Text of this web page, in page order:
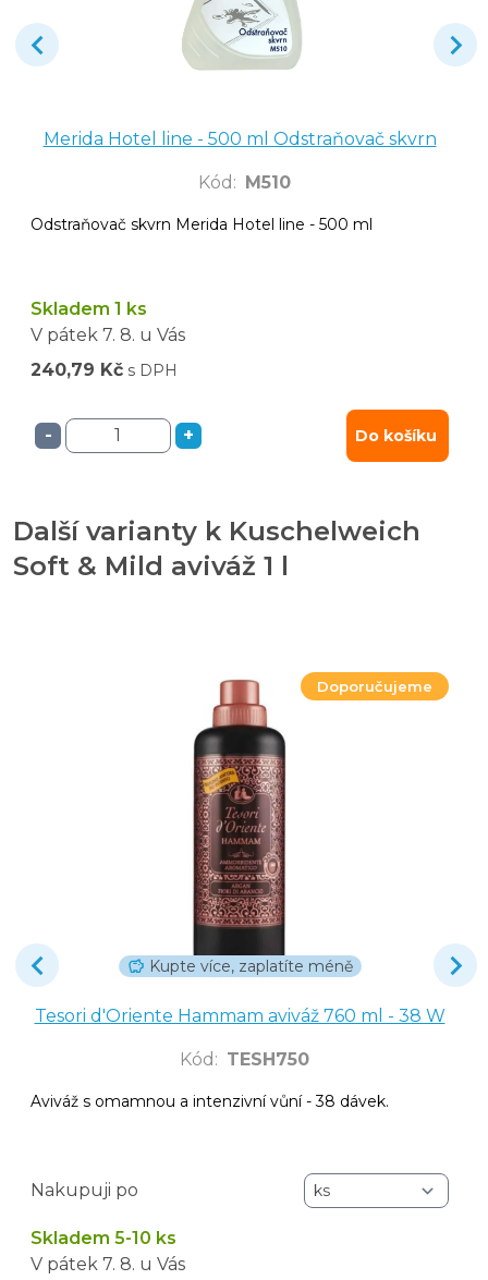
Merida Hotel line - 500 ml Odstraňovač skvrn
Kód : M510
Odstraňovač skvrn Merida Hotel line - 500 ml
Skladem 1 ks
V pátek 7. 8. u Vás
240,79 Kč s DPH
- + Do košíku
Další varianty k Kuschelweich
Soft & Mild aviváž 1 l
Doporučujeme
Kupte více, zaplatíte méně
Tesori d'Oriente Hammam aviváž 760 ml - 38 W
Kód : TESH750
Aviváž s omamnou a intenzivní vůní - 38 dávek.
Nakupuji po
Skladem 5-10 ks
V pátek 7. 8. u Vás